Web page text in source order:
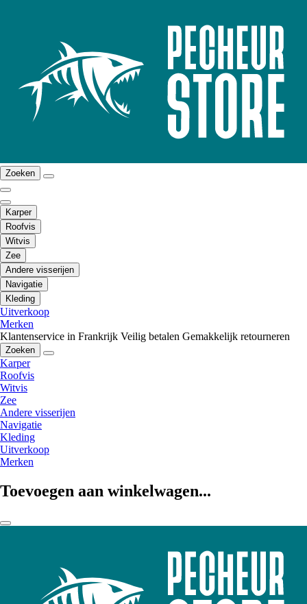
Zoeken
Karper
Roofvis
Witvis
Zee
Andere visserijen
Navigatie
Kleding
Uitverkoop
Merken
Klantenservice in Frankrijk Veilig betalen Gemakkelijk retourneren
Zoeken
Karper
Roofvis
Witvis
Zee
Andere visserijen
Navigatie
Kleding
Uitverkoop
Merken
Toevoegen aan winkelwagen...